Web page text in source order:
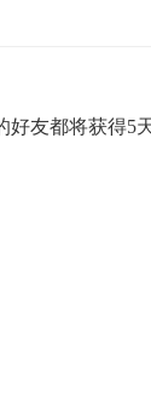
好友都将获得5